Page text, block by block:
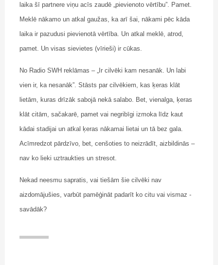
laika šī partnere viņu acīs zaudē „pievienoto vērtību”. Pamet.
Meklē nākamo un atkal gaužas, ka arī šai, nākami pēc kāda
laika ir pazudusi pievienotā vērtība. Un atkal meklē, atrod,
pamet. Un visas sievietes (vīrieši) ir cūkas.
No Radio SWH reklāmas – „Ir cilvēki kam nesanāk. Un labi
vien ir, ka nesanāk”. Stāsts par cilvēkiem, kas ķeras klāt
lietām, kuras drīzāk sabojā nekā salabo. Bet, vienalga, ķeras
klāt citām, sačakarē, pamet vai negribīgi izmoka līdz kaut
kādai stadijai un atkal ķeras nākamai lietai un tā bez gala.
Acīmredzot pārdzīvo, bet, cenšoties to neizrādīt, aizbildinās –
nav ko lieki uztraukties un stresot.
Nekad neesmu sapratis, vai tiešām šie cilvēki nav
aizdomājušies, varbūt pamēģināt padarīt ko citu vai vismaz -
savādāk?